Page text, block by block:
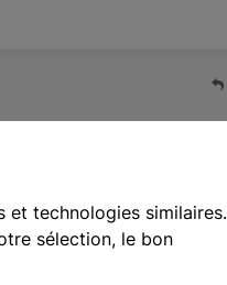
et technologies similaires.
sélection, le bon